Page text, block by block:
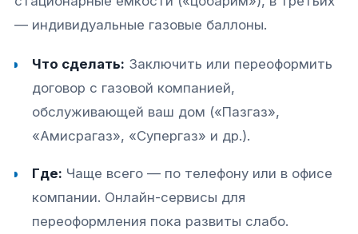
— индивидуальные газовые баллоны.
Что сделать: Заключить или переоформить
договор с газовой компанией,
обслуживающей ваш дом («Пазгаз»,
«Амисрагаз», «Супергаз» и др.).
Где: Чаще всего — по телефону или в офисе
компании. Онлайн-сервисы для
переоформления пока развиты слабо.